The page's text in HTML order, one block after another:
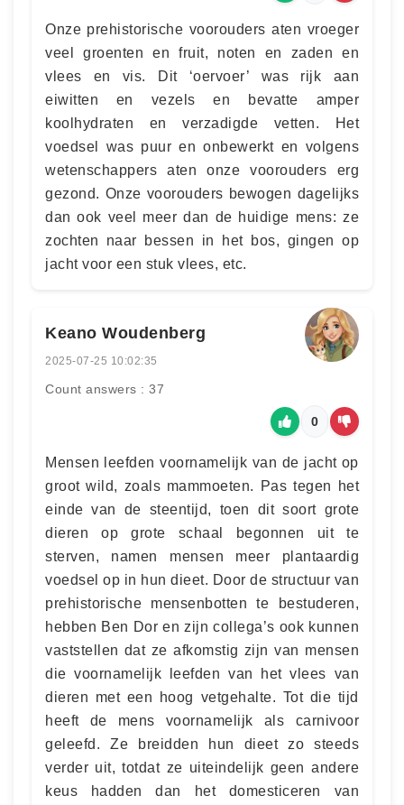
Onze prehistorische voorouders aten vroeger
veel groenten en fruit, noten en zaden en
vlees en vis. Dit ‘oervoer’ was rijk aan
eiwitten en vezels en bevatte amper
koolhydraten en verzadigde vetten. Het
voedsel was puur en onbewerkt en volgens
wetenschappers aten onze voorouders erg
gezond. Onze voorouders bewogen dagelijks
dan ook veel meer dan de huidige mens: ze
zochten naar bessen in het bos, gingen op
jacht voor een stuk vlees, etc.
Keano Woudenberg
2025-07-25 10:02:35
Count answers : 37
0
Mensen leefden voornamelijk van de jacht op
groot wild, zoals mammoeten. Pas tegen het
einde van de steentijd, toen dit soort grote
dieren op grote schaal begonnen uit te
sterven, namen mensen meer plantaardig
voedsel op in hun dieet. Door de structuur van
prehistorische mensenbotten te bestuderen,
hebben Ben Dor en zijn collega’s ook kunnen
vaststellen dat ze afkomstig zijn van mensen
die voornamelijk leefden van het vlees van
dieren met een hoog vetgehalte. Tot die tijd
heeft de mens voornamelijk als carnivoor
geleefd. Ze breidden hun dieet zo steeds
verder uit, totdat ze uiteindelijk geen andere
keus hadden dan het domesticeren van